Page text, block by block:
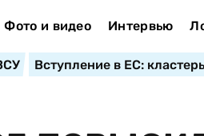
Фото и видео Интервью
Вступление в ЕС: